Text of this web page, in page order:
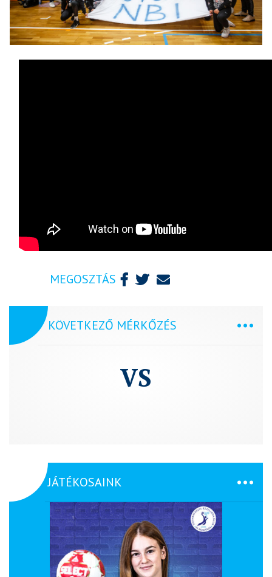
MEGOSZTÁS
KÖVETKEZŐ MÉRKŐZÉS
VS
JÁTÉKOSAINK